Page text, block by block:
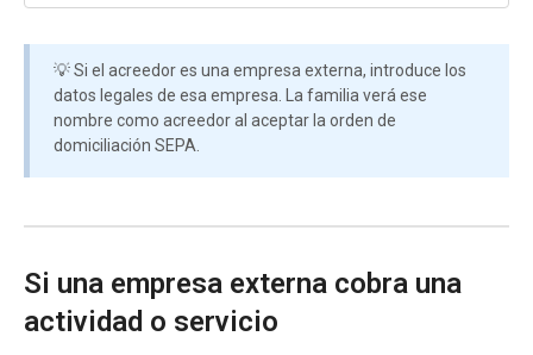
💡 Si el acreedor es una empresa externa, introduce los
datos legales de esa empresa. La familia verá ese
nombre como acreedor al aceptar la orden de
domiciliación SEPA.
Si una empresa externa cobra una
actividad o servicio